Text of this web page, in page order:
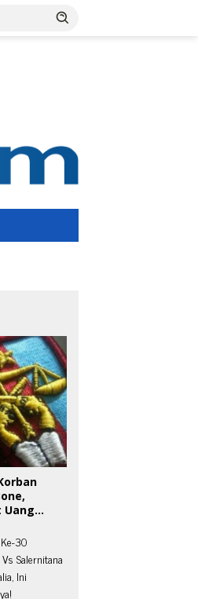
Uang